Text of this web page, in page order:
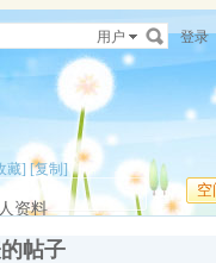
用户 登录
藏] [复制]
空
资料
帖子